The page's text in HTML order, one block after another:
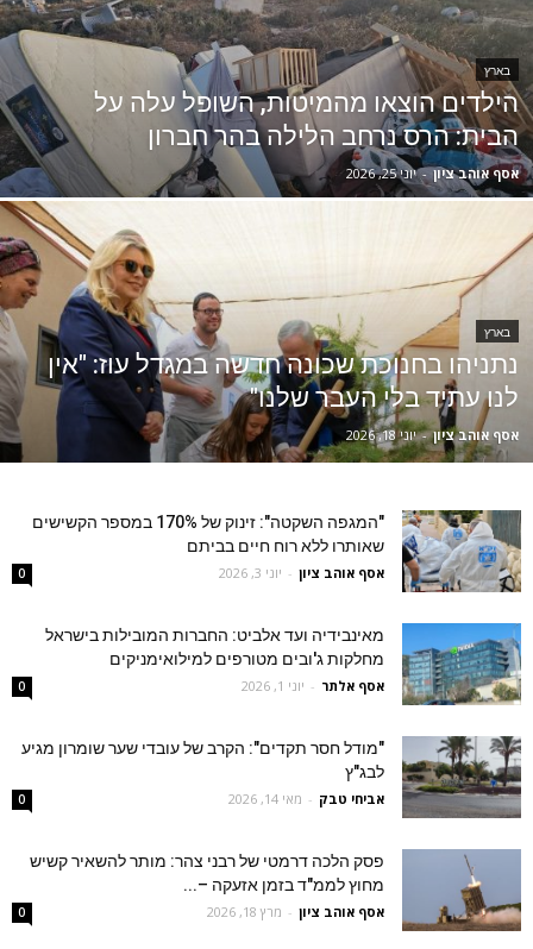
בארץ
הילדים הוצאו מהמיטות, השופל עלה על
הבית: הרס נרחב הלילה בהר חברון
אסף אוהב ציון - יוני 25, 2026
בארץ
נתניהו בחנוכת שכונה חדשה במגדל עוז: "אין
לנו עתיד בלי העבר שלנו"
אסף אוהב ציון - יוני 18, 2026
"המגפה השקטה": זינוק של 170% במספר הקשישים
שאותרו ללא רוח חיים בביתם
אסף אוהב ציון - יוני 3, 2026 0
מאינבידיה ועד אלביט: החברות המובילות בישראל
מחלקות ג'ובים מטורפים למילואימניקים
אסף אלתר - יוני 1, 2026 0
"מודל חסר תקדים": הקרב של עובדי שער שומרון מגיע
לבג"ץ
אביחי טבק - מאי 14, 2026 0
פסק הלכה דרמטי של רבני צהר: מותר להשאיר קשיש
מחוץ לממ"ד בזמן אזעקה –...
אסף אוהב ציון - מרץ 18, 2026 0